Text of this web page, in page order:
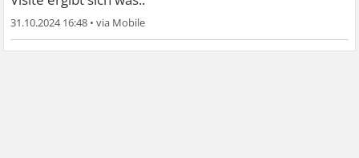
31.10.2024 16:48 •